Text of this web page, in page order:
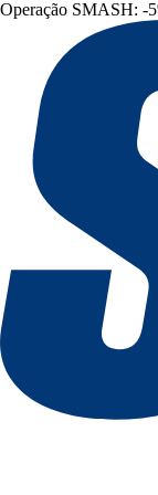
Operação SMASH: -